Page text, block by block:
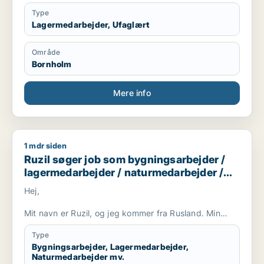
Type
Lagermedarbejder, Ufaglært
Område
Bornholm
Mere info
Ruzil søger job som bygningsarbejder / lagermedarbejder
1 mdr siden
Ruzil søger job som bygningsarbejder /
lagermedarbejder / naturmedarbejder /
ufaglært / gartner
Hej,
Mit navn er Ruzil, og jeg kommer fra Rusland. Min
kone er fra Sverige, og vi planlægger at flytte til
Bornholm, fordi øen gjorde et stort indtryk på os, og vi
ønsker at bygge vores fremtid der.
Type
Bygningsarbejder, Lagermedarbejder,
Naturmedarbejder mv.